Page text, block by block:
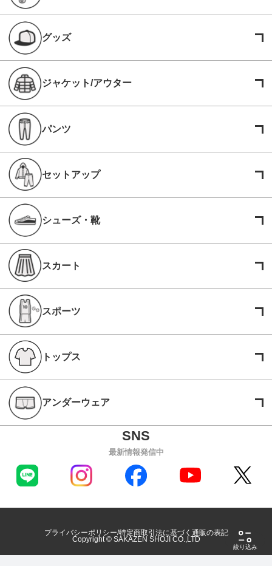
絞り込み
グッズ
ジャケット/アウター
パンツ
セットアップ
シューズ・靴
スカート
スポーツ
トップス
アンダーウェア
最新情報発信中
プライバシーポリシー 特定商取引法に基づく通販の表記
Copyright © SAKAZEN SHOJI CO.,LTD